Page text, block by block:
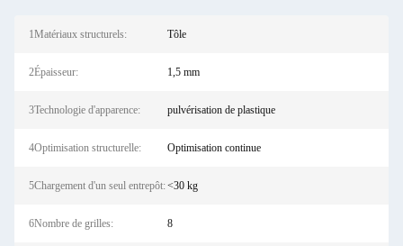
1Matériaux structurels: Tôle
2Épaisseur: 1,5 mm
3Technologie d'apparence: pulvérisation de plastique
4Optimisation structurelle: Optimisation continue
5Chargement d'un seul entrepôt:<30 kg
6Nombre de grilles: 8